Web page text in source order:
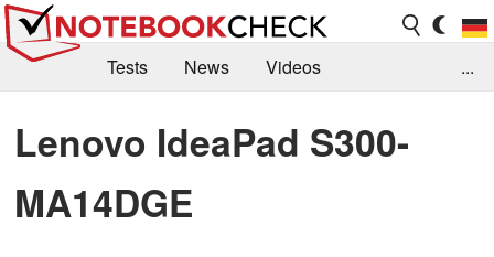
Tests News
Videos
Kaufberatung
Deals Suche
Jobs
Forum
...
Lenovo IdeaPad S300-
MA14DGE